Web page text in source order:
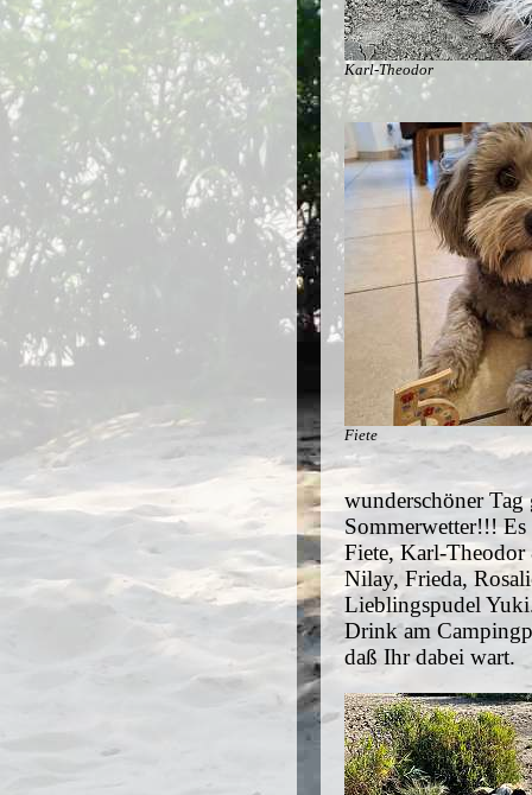
Karl-Theodor
Fiete
wunderschöner
Sommerwetter!!!
Fiete, Karl-
Nilay, Frieda,
Lieblingspudel
Drink am
daß Ihr dabei wart.